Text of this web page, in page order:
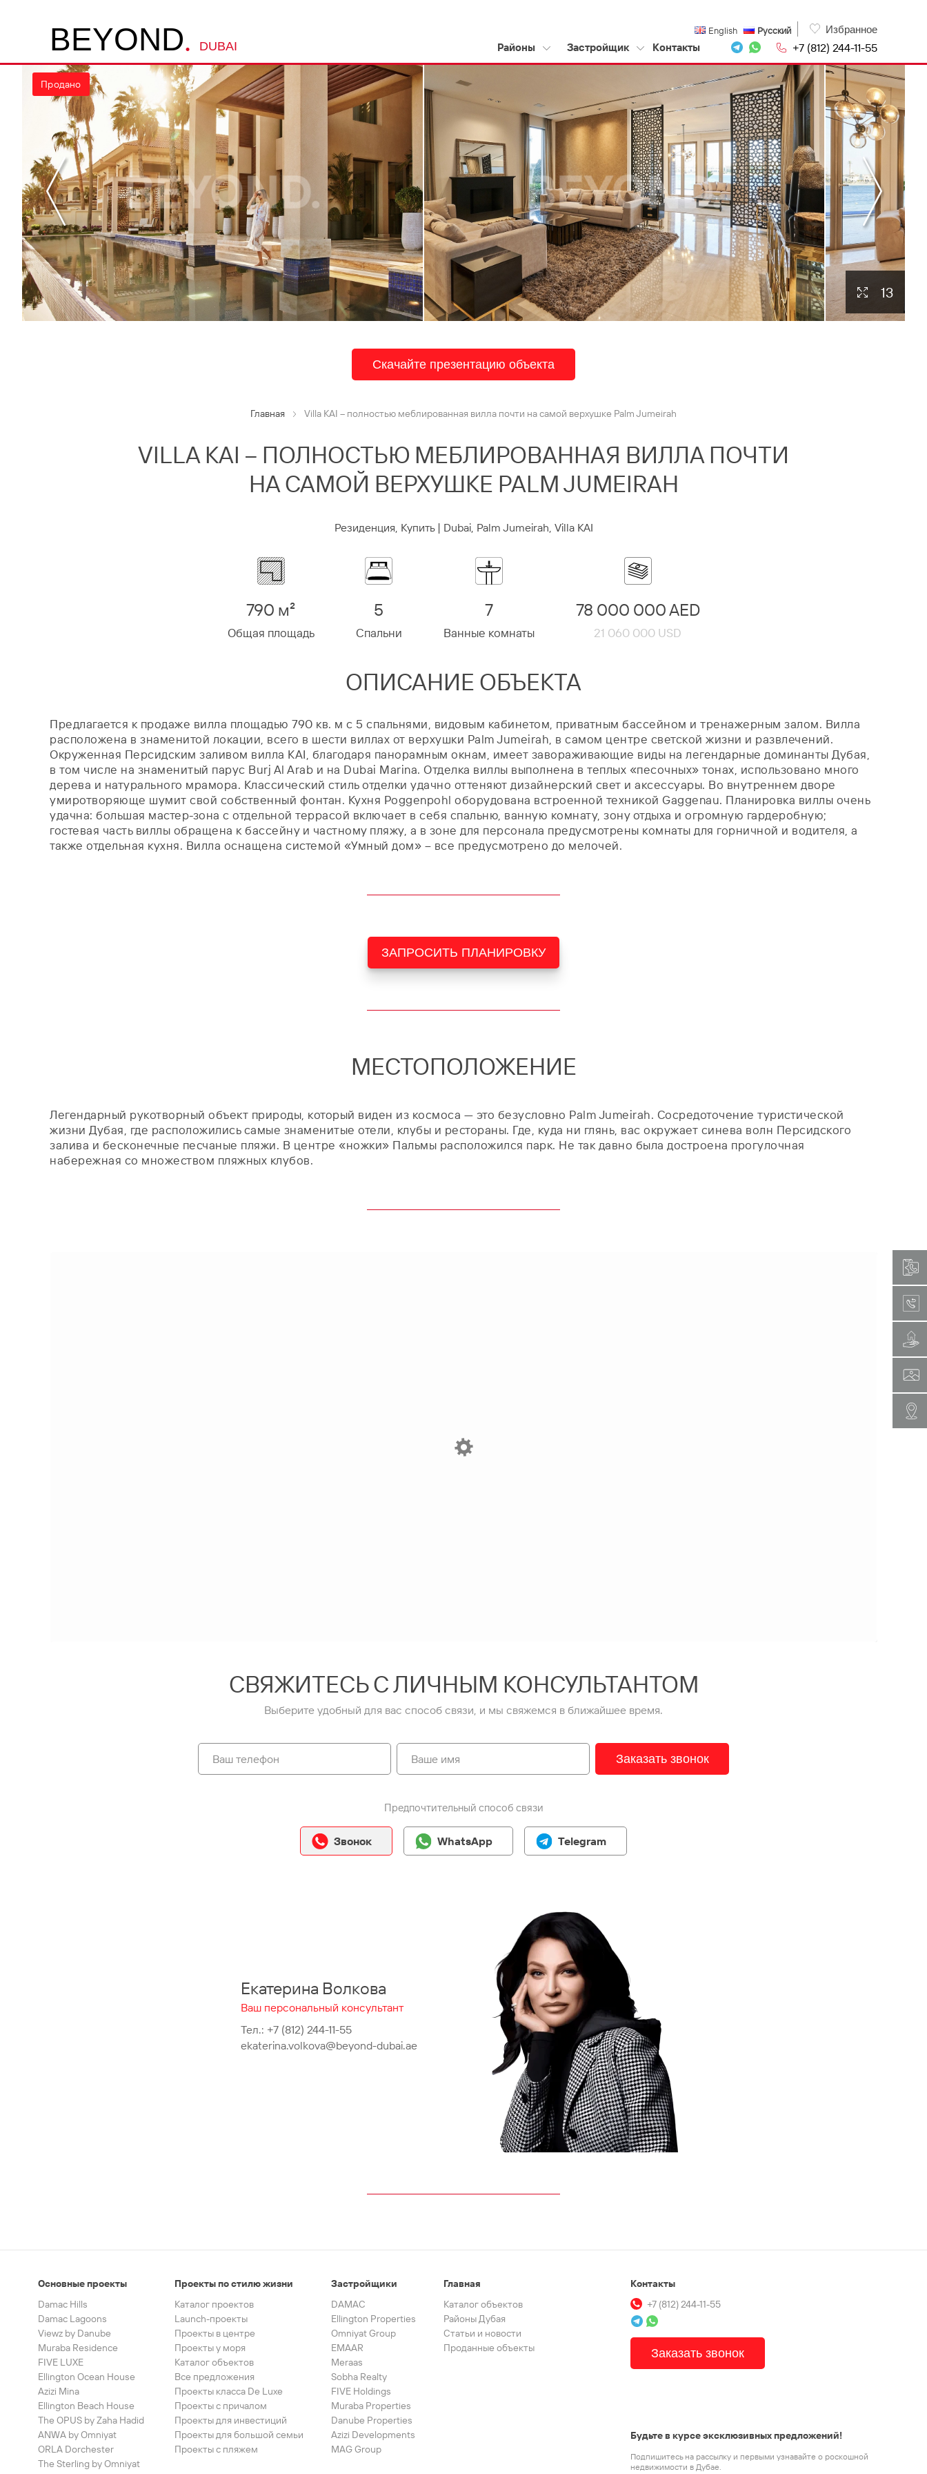
BEYOND. DUBAI
English Русский Избранное
Районы Застройщик Контакты +7 (812) 244-11-55
Продано
13
Скачайте презентацию объекта
Главная Villa KAI – полностью меблированная вилла почти на самой верхушке Palm Jumeirah
VILLA KAI – ПОЛНОСТЬЮ МЕБЛИРОВАННАЯ ВИЛЛА ПОЧТИ
НА САМОЙ ВЕРХУШКЕ PALM JUMEIRAH
Резиденция, Купить | Dubai, Palm Jumeirah, Villa KAI
790 м²
Общая площадь
5
Спальни
7
Ванные комнаты
78 000 000 AED
21 060 000 USD
ОПИСАНИЕ ОБЪЕКТА
Предлагается к продаже вилла площадью 790 кв. м с 5 спальнями, видовым кабинетом, приватным бассейном и тренажерным залом. Вилла
расположена в знаменитой локации, всего в шести виллах от верхушки Palm Jumeirah, в самом центре светской жизни и развлечений.
Окруженная Персидским заливом вилла KAI, благодаря панорамным окнам, имеет завораживающие виды на легендарные доминанты Дубая,
в том числе на знаменитый парус Burj Al Arab и на Dubai Marina. Отделка виллы выполнена в теплых «песочных» тонах, использовано много
дерева и натурального мрамора. Классический стиль отделки удачно оттеняют дизайнерский свет и аксессуары. Во внутреннем дворе
умиротворяюще шумит свой собственный фонтан. Кухня Poggenpohl оборудована встроенной техникой Gaggenau. Планировка виллы очень
удачна: большая мастер-зона с отдельной террасой включает в себя спальню, ванную комнату, зону отдыха и огромную гардеробную;
гостевая часть виллы обращена к бассейну и частному пляжу, а в зоне для персонала предусмотрены комнаты для горничной и водителя, а
также отдельная кухня. Вилла оснащена системой «Умный дом» – все предусмотрено до мелочей.
ЗАПРОСИТЬ ПЛАНИРОВКУ
МЕСТОПОЛОЖЕНИЕ
Легендарный рукотворный объект природы, который виден из космоса — это безусловно Palm Jumeirah. Сосредоточение туристической
жизни Дубая, где расположились самые знаменитые отели, клубы и рестораны. Где, куда ни глянь, вас окружает синева волн Персидского
залива и бесконечные песчаные пляжи. В центре «ножки» Пальмы расположился парк. Не так давно была достроена прогулочная
набережная со множеством пляжных клубов.
СВЯЖИТЕСЬ С ЛИЧНЫМ КОНСУЛЬТАНТОМ
Выберите удобный для вас способ связи, и мы свяжемся в ближайшее время.
Заказать звонок
Предпочтительный способ связи
Звонок WhatsApp Telegram
Екатерина Волкова
Ваш персональный консультант
Тел.: +7 (812) 244-11-55
ekaterina.volkova@beyond-dubai.ae
Основные проекты
Damac Hills
Damac Lagoons
Viewz by Danube
Muraba Residence
FIVE LUXE
Ellington Ocean House
Azizi Mina
Ellington Beach House
The OPUS by Zaha Hadid
ANWA by Omniyat
ORLA Dorchester
The Sterling by Omniyat
Проекты по стилю жизни
Каталог проектов
Launch-проекты
Проекты в центре
Проекты у моря
Каталог объектов
Все предложения
Проекты класса De Luxe
Проекты с причалом
Проекты для инвестиций
Проекты для большой семьи
Проекты с пляжем
Застройщики
DAMAC
Ellington Properties
Omniyat Group
EMAAR
Meraas
Sobha Realty
FIVE Holdings
Muraba Properties
Danube Properties
Azizi Developments
MAG Group
Главная
Каталог объектов
Районы Дубая
Статьи и новости
Проданные объекты
Контакты
+7 (812) 244-11-55
Заказать звонок
Будьте в курсе эксклюзивных предложений!
Подпишитесь на рассылку и первыми узнавайте о роскошной
недвижимости в Дубае.